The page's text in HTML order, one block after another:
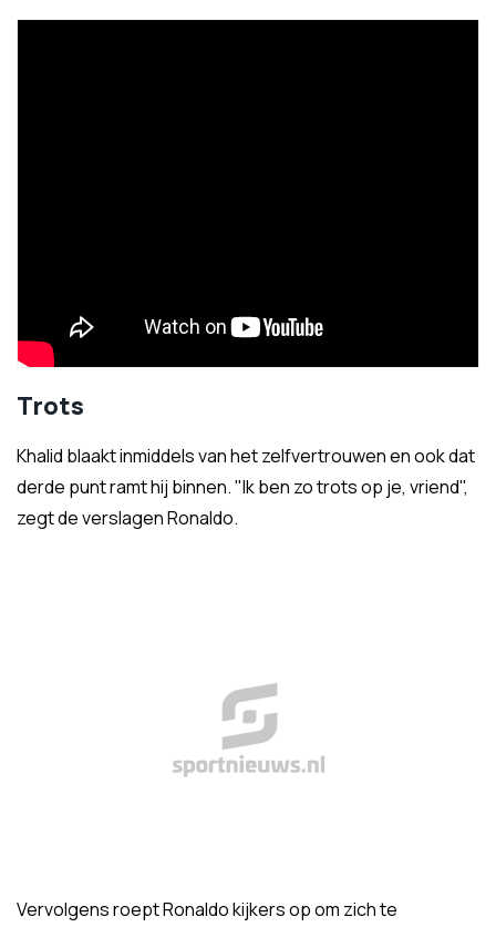
Trots
Khalid blaakt inmiddels van het zelfvertrouwen en ook dat
derde punt ramt hij binnen. "Ik ben zo trots op je, vriend",
zegt de verslagen Ronaldo.
Vervolgens roept Ronaldo kijkers op om zich te